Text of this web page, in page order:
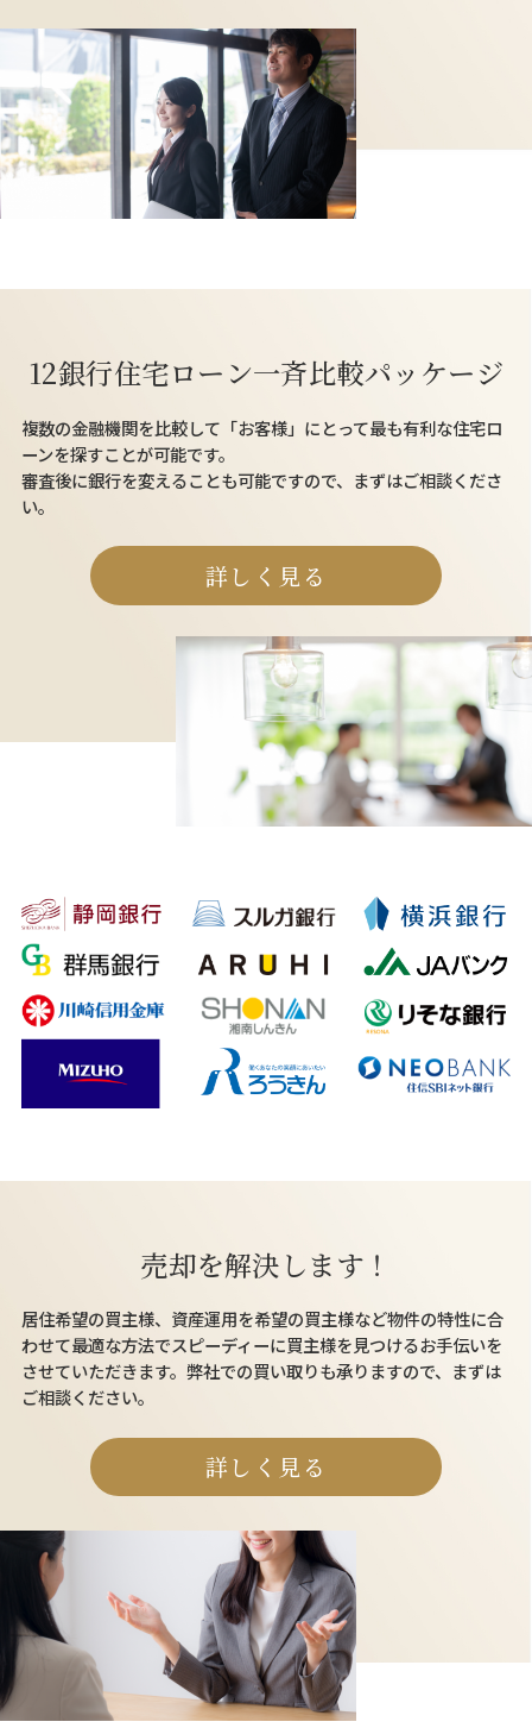
12銀行住宅ローン一斉比較パッケージ
複数の金融機関を比較して「お客様」にとって最も有利な住宅ロ
ーンを探すことが可能です。
審査後に銀行を変えることも可能ですので、まずはご相談くださ
い。
詳しく見る
売却を解決します！
居住希望の買主様、資産運用を希望の買主様など物件の特性に合
わせて最適な方法でスピーディーに買主様を見つけるお手伝いを
させていただきます。弊社での買い取りも承りますので、まずは
ご相談ください。
詳しく見る